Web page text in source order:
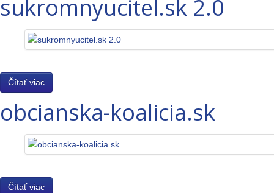
sukromnyucitel.sk 2.0
Čítať viac
obcianska-koalicia.sk
Čítať viac